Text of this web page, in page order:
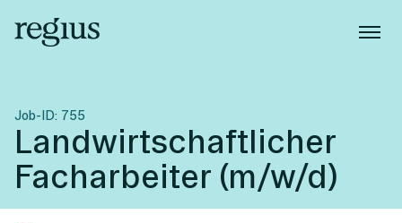
Job-ID: 755
Landwirtschaftlicher
Facharbeiter (m/w/d)